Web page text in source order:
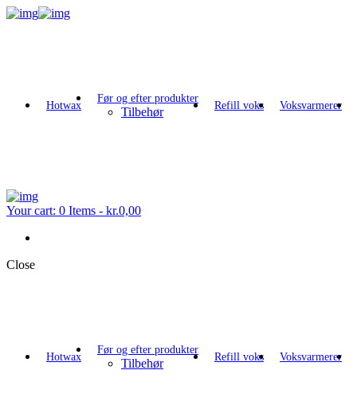
Hotwax
Før og efter produkter
Tilbehør Refill voks Voksvarmerer
Your cart: 0 Items - kr.0,00
Close
Hotwax
Før og efter produkter
Tilbehør Refill voks Voksvarmerer